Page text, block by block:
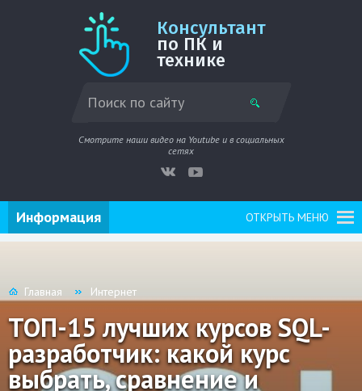
Консультант
по ПК и
технике
Смотрите наши видео на Youtube и в социальных
сетях
ОТКРЫТЬ МЕНЮ
Информация
Главная Интернет
ТОП-15 лучших курсов SQL-
разработчик: какой курс
выбрать, сравнение и